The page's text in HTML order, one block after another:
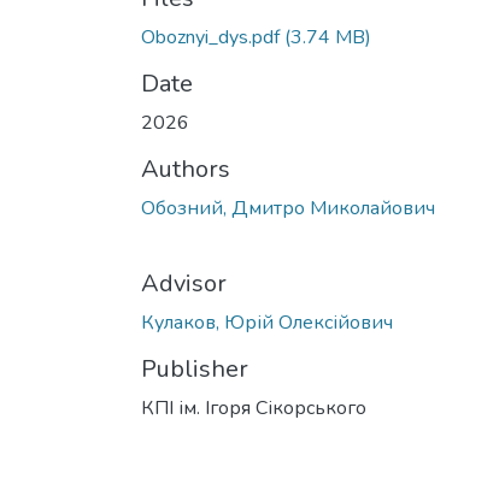
Oboznyi_dys.pdf(3.74 MB)
Date
2026
Authors
Обозний, Дмитро Миколайович
Advisor
Кулаков, Юрій Олексійович
Publisher
КПІ ім. Ігоря Сікорського